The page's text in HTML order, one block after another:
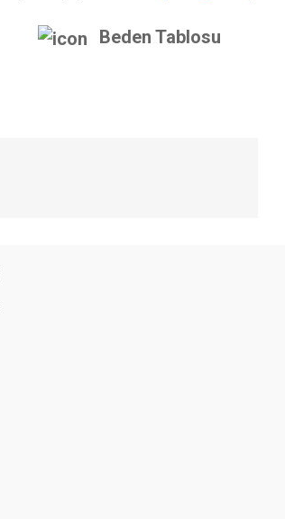
Beden Tablosu